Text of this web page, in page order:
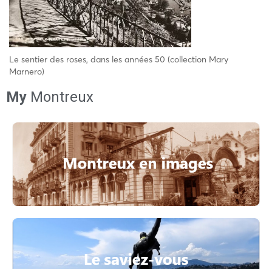
Le sentier des roses, dans les années 50 (collection Mary
Marnero)
My Montreux